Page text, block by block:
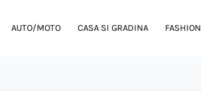
AUTO/MOTO CASA SI GRADINA FASHION